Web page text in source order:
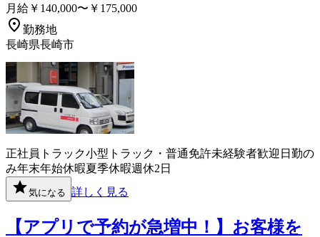
月給￥140,000〜￥175,000
勤務地
長崎県長崎市
正社員 トラック小型トラック・普通免許未経験者歓迎 日勤の
み年末年始休暇夏季休暇週休2日
気になる 詳しく見る
【アプリで予約が急増中！】お客様を